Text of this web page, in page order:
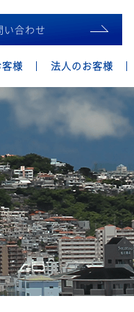
い合わせ
様 法人のお客様